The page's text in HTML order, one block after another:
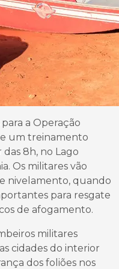
a Operação
um treinamento
8h, no Lago
Os militares vão
nivelamento, quando
para resgate
de afogamento.
militares
cidades do interior
dos foliões nos